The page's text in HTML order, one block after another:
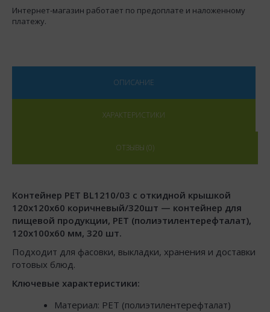
Интернет-магазин работает по предоплате и наложенному
платежу.
ОПИСАНИЕ
ХАРАКТЕРИСТИКИ
ОТЗЫВЫ (0)
Контейнер РЕТ BL1210/03 с откидной крышкой
120х120х60 коричневый/320шт — контейнер для
пищевой продукции, PET (полиэтилентерефталат),
120x100x60 мм, 320 шт.
Подходит для фасовки, выкладки, хранения и доставки
готовых блюд.
Ключевые характеристики:
Материал: PET (полиэтилентерефталат)